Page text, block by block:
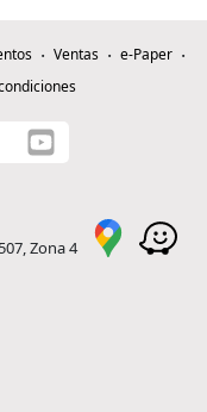
Ventas
e-Paper
Zona 4